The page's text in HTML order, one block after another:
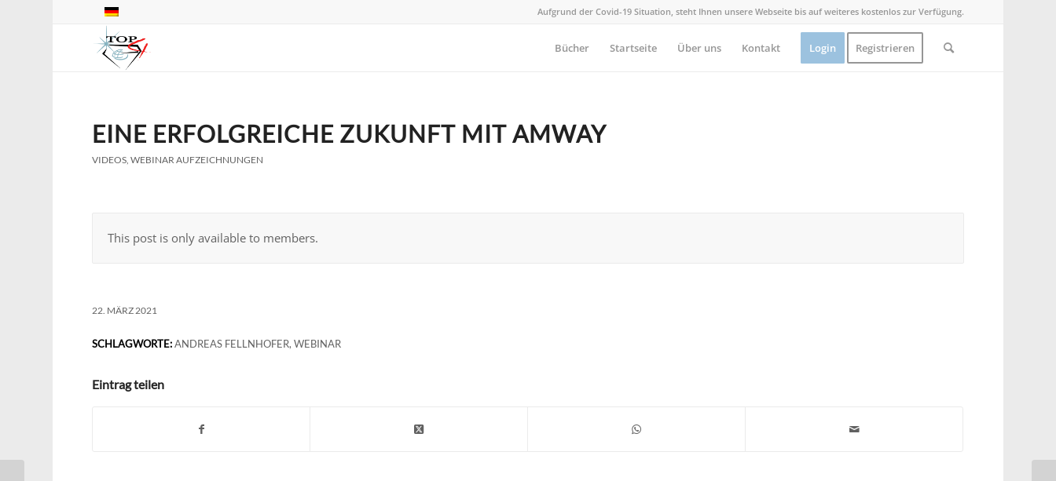
Aufgrund der Covid-19 Situation, steht Ihnen unsere Webseite bis auf weiteres kostenlos zur Verfügung.
Bücher Startseite Über uns Kontakt Login Registrieren
EINE ERFOLGREICHE ZUKUNFT MIT AMWAY
VIDEOS,WEBINAR AUFZEICHNUNGEN
This post is only available to members.
22. MÄRZ 2021
SCHLAGWORTE: ANDREAS FELLNHOFER,WEBINAR
Eintrag teilen